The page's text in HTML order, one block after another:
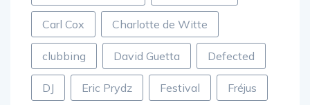
Carl Cox Charlotte de Witte
clubbing David Guetta Defected
DJ Eric Prydz Festival Fréjus